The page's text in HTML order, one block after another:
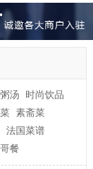
汤
时尚饮品
素斋菜
法国菜谱
餐